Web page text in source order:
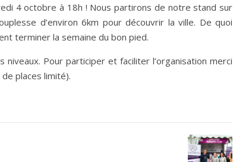
4 octobre à 18h ! Nous partirons de notre stand sur
d’environ 6km pour découvrir la ville. De quoi
terminer la semaine du bon pied.
Pour participer et faciliter l’organisation merci
places limité).